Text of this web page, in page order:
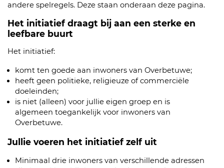
andere spelregels. Deze staan onderaan deze pagina.
Het initiatief draagt bij aan een sterke en
leefbare buurt
Het initiatief:
komt ten goede aan inwoners van Overbetuwe;
heeft geen politieke, religieuze of commerciële
doeleinden;
is niet (alleen) voor jullie eigen groep en is
algemeen toegankelijk voor inwoners van
Overbetuwe.
Jullie voeren het initiatief zelf uit
Minimaal drie inwoners van verschillende adressen